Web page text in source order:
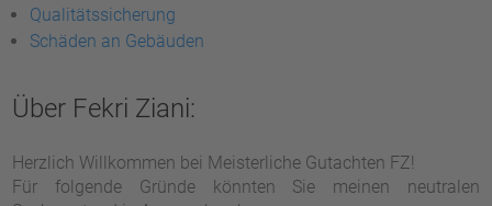
Qualitätssicherung
Schäden an Gebäuden
Über Fekri Ziani:
Herzlich Willkommen bei Meisterliche Gutachten FZ!
Für folgende Gründe könnten Sie meinen neutralen